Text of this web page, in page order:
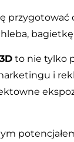
to nie tylko
i